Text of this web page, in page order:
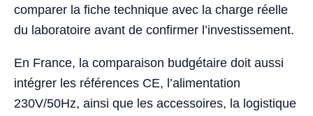
comparer la fiche technique avec la charge réelle
du laboratoire avant de confirmer l’investissement.
En France, la comparaison budgétaire doit aussi
intégrer les références CE, l’alimentation
230V/50Hz, ainsi que les accessoires, la logistique